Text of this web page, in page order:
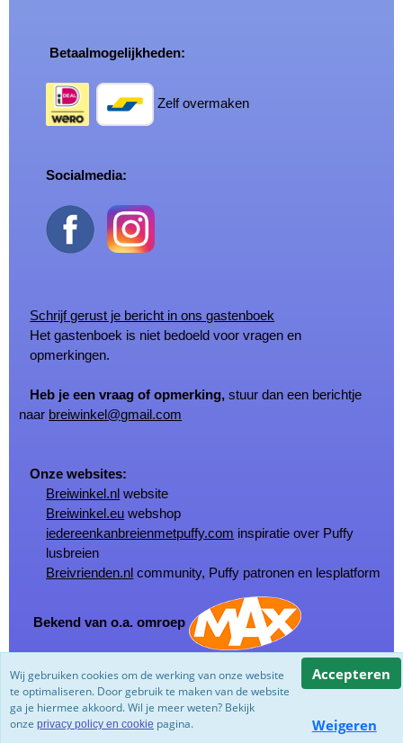
Betaalmogelijkheden:
Zelf overmaken
Socialmedia:
Schrijf gerust je bericht in ons gastenboek
Het gastenboek is niet bedoeld voor vragen en
opmerkingen.
Heb je een vraag of opmerking, stuur dan een berichtje
naar breiwinkel@gmail.com
Onze websites:
Breiwinkel.nl website
Breiwinkel.eu webshop
iedereenkanbreienmetpuffy.com inspiratie over Puffy
lusbreien
Breivrienden.nl community, Puffy patronen en lesplatform
Bekend van o.a. omroep
© Copyright Breiwinkel.nl 2002 - 2026
Powered by
Wij gebruiken cookies om de werking van onze website
te optimaliseren. Door gebruik te maken van de website
ga je hiermee akkoord. Wil je meer weten? Bekijk
onze privacy policy en cookie pagina.
Accepteren
Weigeren